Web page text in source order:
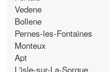
Vedene
Bollene
Pernes-les-Fontaines
Monteux
Apt
L'isle-sur-La-Sorgue